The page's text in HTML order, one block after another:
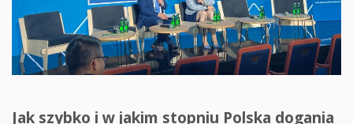
Jak szybko i w jakim stopniu Polska dogania